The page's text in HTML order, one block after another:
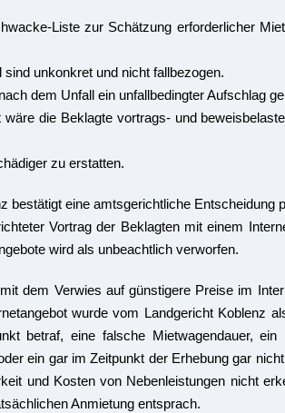
Liste zur Schätzung erforderlicher
unkonkret und nicht fallbezogen.
dem Unfall ein unfallbedingter Aufschlag
die Beklagte vortrags- und
zu erstatten.
bestätigt eine amtsgerichtliche Entscheidung
Vortrag der Beklagten mit einem
wird als unbeachtlich verworfen.
dem Verwies auf günstigere Preise im
wurde vom Landgericht Koblenz
betraf, eine falsche Mietwagendauer, ein
ein gar im Zeitpunkt der Erhebung gar
und Kosten von Nebenleistungen nicht
Anmietung entsprach.